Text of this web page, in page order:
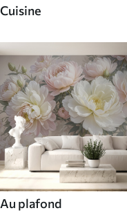
Cuisine
Au plafond